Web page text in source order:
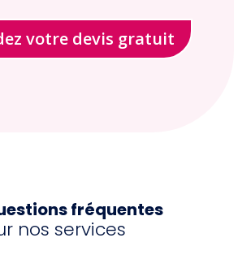
votre devis gratuit
fréquentes
nos services